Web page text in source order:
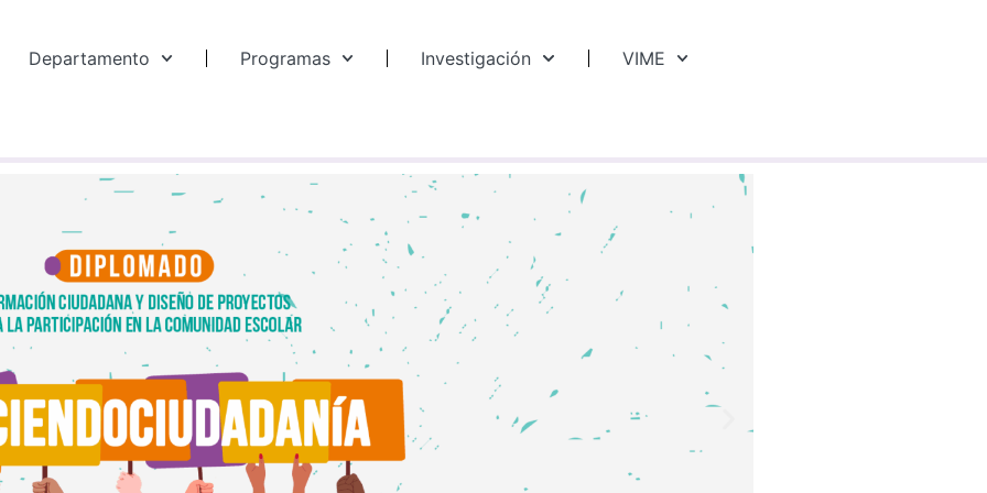
Departamento Programas Investigación VIME